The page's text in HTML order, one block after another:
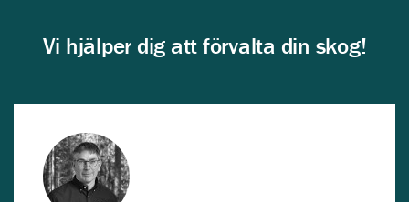
Vi hjälper dig att förvalta din skog!